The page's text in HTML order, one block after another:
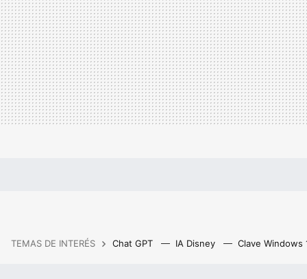
TEMAS DE INTERÉS Chat GPT IA Disney Clave Windows